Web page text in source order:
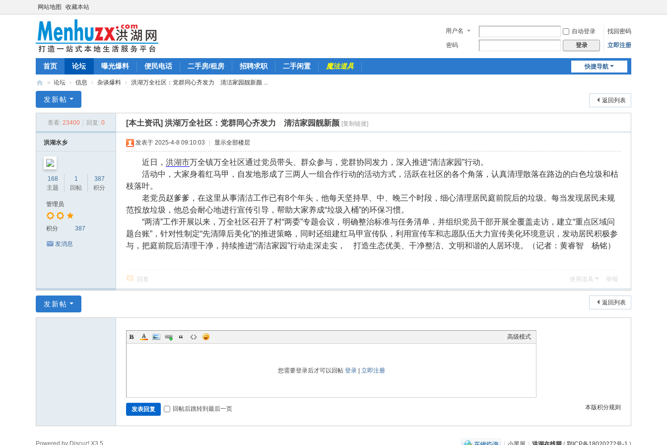
网站地图 收藏本站
用户名 自动登录
找回密码
密码
登录 立即注册
快捷导航
首页 论坛 曝光爆料 便民电话 二手房/租房 招聘求职 二手闲置 魔法道具
湖
» 论坛 › 信息 › 杂谈爆料 › 洪湖万全社区：党群同心齐发力 清洁家园靓新颜 ...
返回列表
发新帖
查看: 23400 回复: 0 [本土资讯] 洪湖万全社区：党群同心齐发力 清洁家园靓新颜 [复制链接]
洪湖水乡
168
主题
1
回帖
387
积分
管理员
积分 387
发消息
发表于 2025-4-8 09:10:03 显示全部楼层
近日， 洪湖市万全镇万全社区通过党员带头、群众参与，党群协同发力，深入推进“清洁家园”行动。
活动中，大家身着红马甲，自发地形成了三两人一组合作行动的活动方式，活跃在社区的各个角落，认真清理散落在路边的白色垃圾和枯
枝落叶。
老党员赵爹爹，在这里从事清洁工作已有8个年头，他每天坚持早、中、晚三个时段，细心清理居民庭前院后的垃圾。每当发现居民未规
范投放垃圾，他总会耐心地进行宣传引导，帮助大家养成“垃圾入桶”的环保习惯。
“两清”工作开展以来，万全社区召开了村“两委”专题会议，明确整治标准与任务清单，并组织党员干部开展全覆盖走访，建立“重点区域问
题台账”，针对性制定“先清障后美化”的推进策略，同时还组建红马甲宣传队，利用宣传车和志愿队伍大力宣传美化环境意识，发动居民积极参
与，把庭前院后清理干净，持续推进“清洁家园”行动走深走实， 打造生态优美、干净整洁、文明和谐的人居环境。（记者：黄睿智 杨铭）
回复 使用道具 举报
返回列表
发新帖
高级模式
您需要登录后才可以回帖 登录| 立即注册
本版积分规则
发表回复 回帖后跳转到最后一页
Powered by Discuz! X3.5